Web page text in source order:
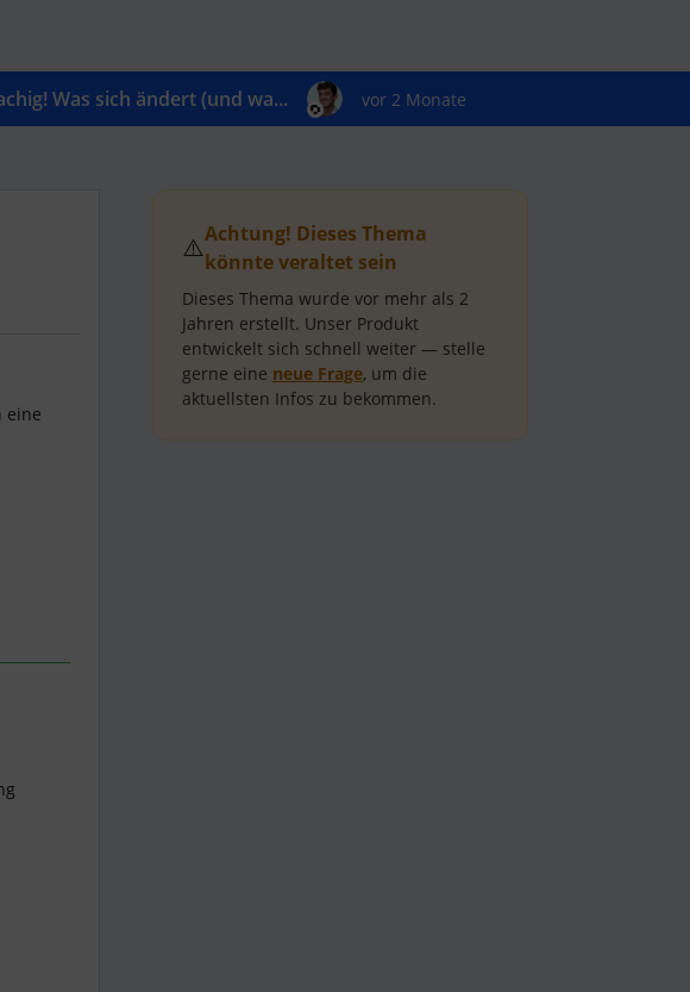
Was sich ändert (und wa... vor 2 Monate
eine
⚠️Achtung! Dieses Thema
könnte veraltet sein
Dieses Thema wurde vor mehr als 2
Jahren erstellt. Unser Produkt
entwickelt sich schnell weiter — stelle
gerne eine neue Frage, um die
aktuellsten Infos zu bekommen.